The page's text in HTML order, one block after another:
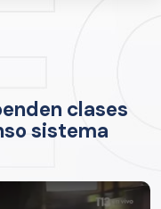
clases
sistema